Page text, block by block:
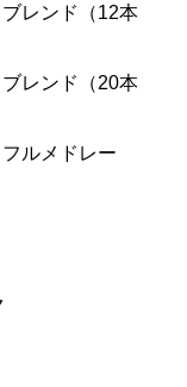
レンド（12本
レンド（20本
ルメドレー